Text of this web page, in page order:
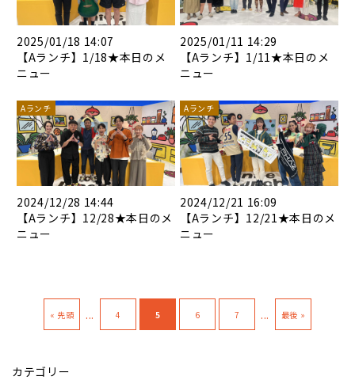
2025/01/18 14:07
【Aランチ】1/18★本日のメ
ニュー
2025/01/11 14:29
【Aランチ】1/11★本日のメ
ニュー
Aランチ
2024/12/28 14:44
【Aランチ】12/28★本日のメ
ニュー
Aランチ
2024/12/21 16:09
【Aランチ】12/21★本日のメ
ニュー
« 先頭 ... 4 5 6 7 ... 最後 »
カテゴリー